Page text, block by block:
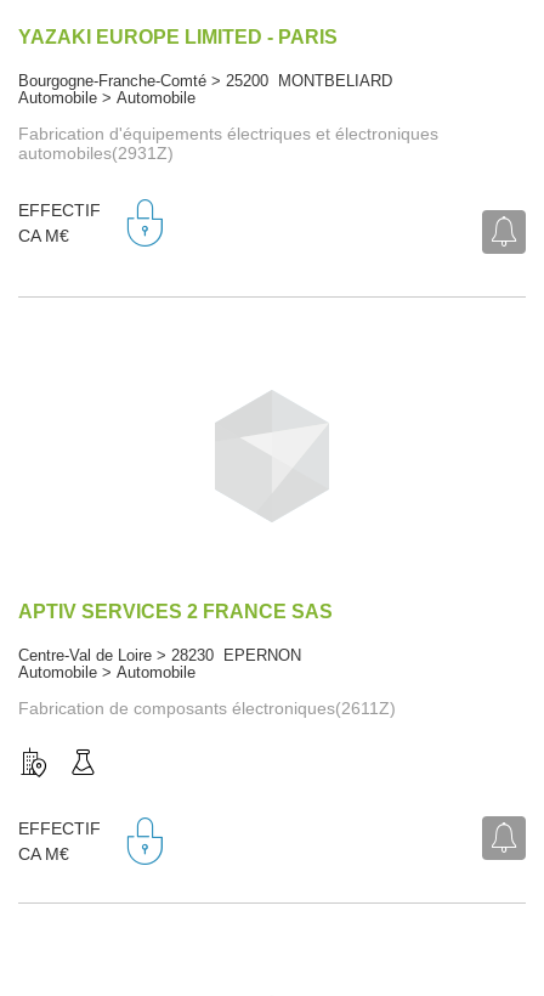
YAZAKI EUROPE LIMITED - PARIS
Bourgogne-Franche-Comté > 25200 MONTBELIARD
Automobile > Automobile
Fabrication d'équipements électriques et électroniques
automobiles(2931Z)
EFFECTIF
CA M€
APTIV SERVICES 2 FRANCE SAS
Centre-Val de Loire > 28230 EPERNON
Automobile > Automobile
Fabrication de composants électroniques(2611Z)
EFFECTIF
CA M€